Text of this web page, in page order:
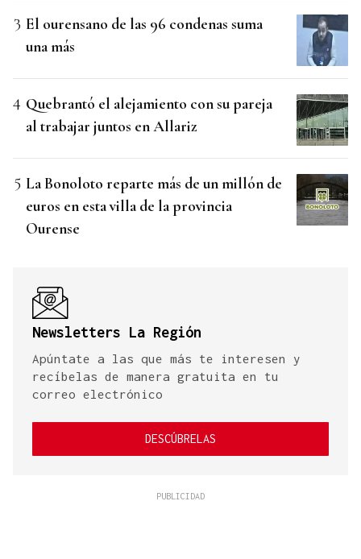
El ourensano de las 96 condenas suma
una más
Quebrantó el alejamiento con su pareja
al trabajar juntos en Allariz
La Bonoloto reparte más de un millón de
euros en esta villa de la provincia
Ourense
Newsletters La Región
Apúntate a las que más te interesen y
recíbelas de manera gratuita en tu
correo electrónico
DESCÚBRELAS